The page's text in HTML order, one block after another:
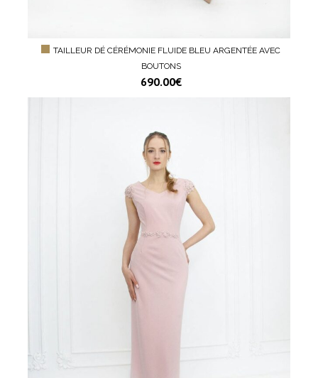
TAILLEUR DÉ CÉRÉMONIE FLUIDE BLEU ARGENTÉE AVEC
BOUTONS
690.00€